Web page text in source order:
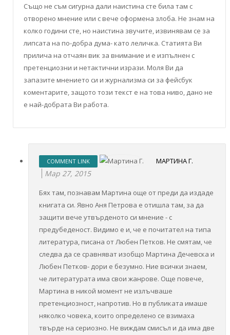
Също не съм сигурна дали наистина сте била там с
отворено мнение или с вече оформена злоба. Не знам на
колко години сте, но наистина звучите, извинявам се за
липсата на по-добра дума- като леличка. Статията Ви
прилича на отчаян вик за внимание и е изпълнен с
претенциозни и нетактични изрази. Моля Ви да
запазите мнението си и журнализма си за фейсбук
коментарите, защото този текст е на това ниво, дано не
е най-добрата Ви работа.
COMMENT LINK МАРТИНА Г.
Мар 27, 2015
Бях там, познавам Мартина още от преди да издаде
книгата си. Явно Аня Петрова е отишла там, за да
защити вече утвърденото си мнение - с
предубеденост. Видимо е и, че е почитател на типа
литература, писана от Любен Петков. Не смятам, че
следва да се сравняват изобщо Мартина Дечевска и
Любен Петков- дори е безумно. Ние всички знаем,
че литературата има свои жанрове. Още повече,
Мартина в никой момент не излъчваше
претенциозност, напротив. Но в публиката имаше
няколко човека, които определено се взимаха
твърде на сериозно. Не виждам смисъл и да има две